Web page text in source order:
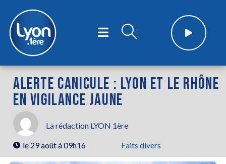
ALERTE CANICULE : LYON ET LE RHÔNE
EN VIGILANCE JAUNE
La rédaction LYON 1ère
le 29 août à 09h16 Faits divers